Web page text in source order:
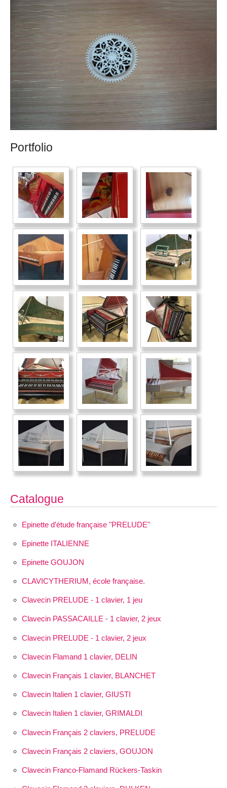
Portfolio
Catalogue
Epinette d’étude française "PRELUDE"
Epinette ITALIENNE
Epinette GOUJON
CLAVICYTHERIUM, école française.
Clavecin PRELUDE - 1 clavier, 1 jeu
Clavecin PASSACAILLE - 1 clavier, 2 jeux
Clavecin PRELUDE - 1 clavier, 2 jeux
Clavecin Flamand 1 clavier, DELIN
Clavecin Français 1 clavier, BLANCHET
Clavecin Italien 1 clavier, GIUSTI
Clavecin Italien 1 clavier, GRIMALDI
Clavecin Français 2 claviers, PRELUDE
Clavecin Français 2 claviers, GOUJON
Clavecin Franco-Flamand Rückers-Taskin